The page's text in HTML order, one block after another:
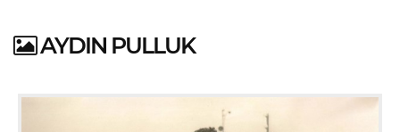
AYDIN PULLUK